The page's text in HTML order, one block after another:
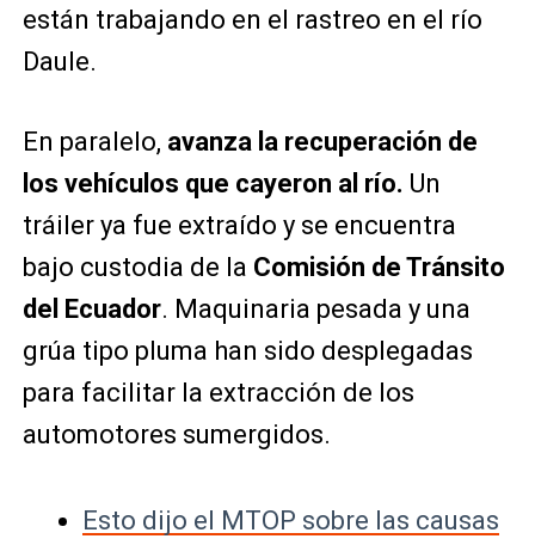
están trabajando en el rastreo en el río
Daule.
En paralelo, avanza la recuperación de
los vehículos que cayeron al río. Un
tráiler ya fue extraído y se encuentra
bajo custodia de la Comisión de Tránsito
del Ecuador. Maquinaria pesada y una
grúa tipo pluma han sido desplegadas
para facilitar la extracción de los
automotores sumergidos.
Esto dijo el MTOP sobre las causas